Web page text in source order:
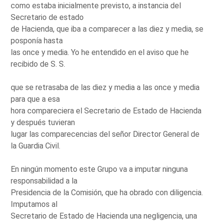
como estaba inicialmente previsto, a instancia del
Secretario de estado
de Hacienda, que iba a comparecer a las diez y media, se
posponía hasta
las once y media. Yo he entendido en el aviso que he
recibido de S. S.
que se retrasaba de las diez y media a las once y media
para que a esa
hora compareciera el Secretario de Estado de Hacienda
y después tuvieran
lugar las comparecencias del señor Director General de
la Guardia Civil.
En ningún momento este Grupo va a imputar ninguna
responsabilidad a la
Presidencia de la Comisión, que ha obrado con diligencia.
Imputamos al
Secretario de Estado de Hacienda una negligencia, una